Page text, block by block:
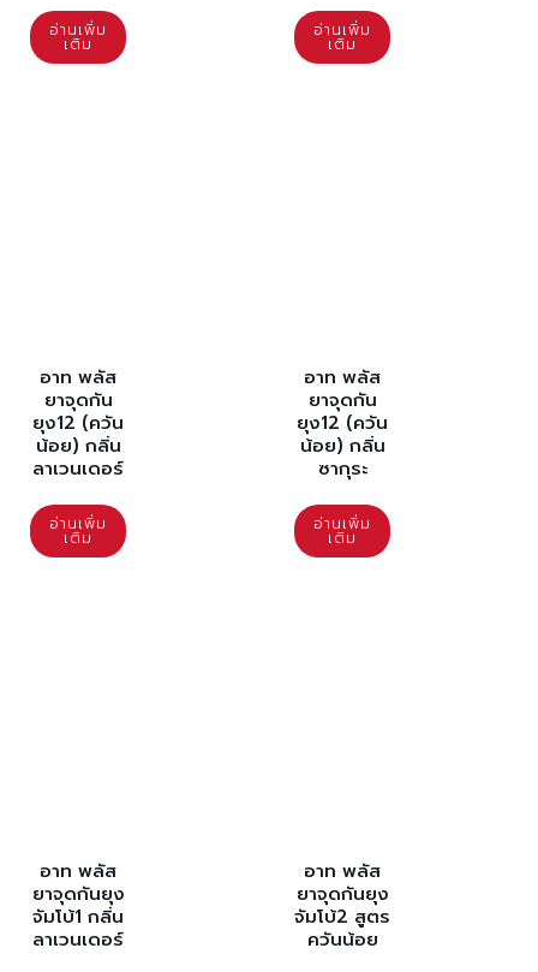
อ่านเพิ่ม
เติม
อ่านเพิ่ม
เติม
อาท พลัส
ยาจุดกัน
ยุง12 (ควัน
น้อย) กลิ่น
ลาเวนเดอร์
อ่านเพิ่ม
เติม
อาท พลัส
ยาจุดกัน
ยุง12 (ควัน
น้อย) กลิ่น
ซากุระ
อ่านเพิ่ม
เติม
อาท พลัส
ยาจุดกันยุง
จัมโบ้1 กลิ่น
ลาเวนเดอร์
อาท พลัส
ยาจุดกันยุง
จัมโบ้2 สูตร
ควันน้อย